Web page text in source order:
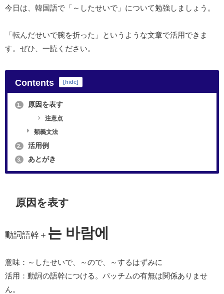
今日は、韓国語で「～したせいで」について勉強しましょう。
「転んだせいで腕を折った」というような文章で活用できま
す。ぜひ、一読ください。
Contents hide
1. 原因を表す
注意点
類義文法
2. 活用例
3. あとがき
原因を表す
動詞語幹＋ 는 바람에
意味：～したせいで、～ので、～するはずみに
活用：動詞の語幹につける。パッチムの有無は関係ありませ
ん。